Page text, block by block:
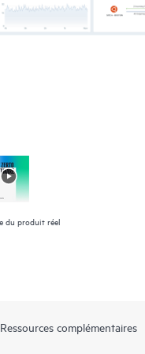
du produit réel
Ressources complémentaires